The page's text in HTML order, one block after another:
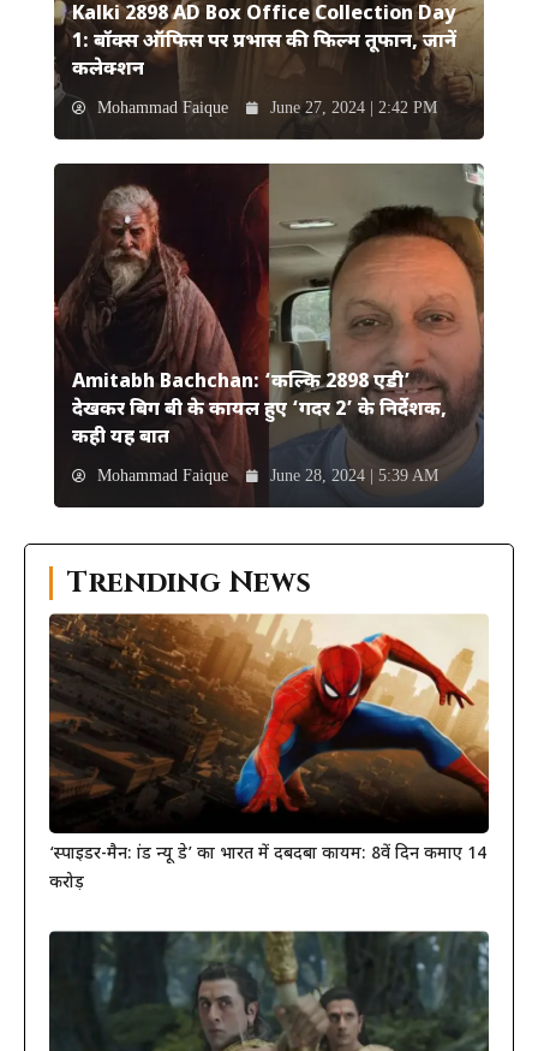
Kalki 2898 AD Box Office Collection Day
1: बॉक्स ऑफिस पर प्रभास की फिल्म तूफान, जानें
कलेक्शन
Mohammad Faique June 27, 2024 | 2:42 PM
Amitabh Bachchan: ‘कल्कि 2898 एडी’
देखकर बिग बी के कायल हुए ‘गदर 2’ के निर्देशक,
कही यह बात
Mohammad Faique June 28, 2024 | 5:39 AM
Trending News
‘स्पाइडर-मैन: ब्रांड न्यू डे’ का भारत में दबदबा कायम: 8वें दिन कमाए 14
करोड़